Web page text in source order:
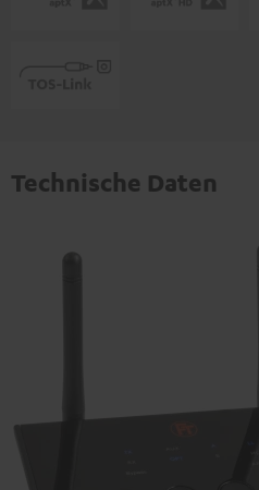
Technische Daten